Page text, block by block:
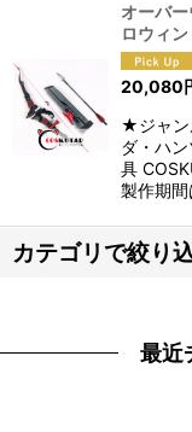
オーバ
ロウィ
20,080
★ジャン
ダ・ハ
具
製作期
カテゴリで絞り
最近